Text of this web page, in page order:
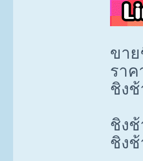
ขา
รา
ชิง
ชิง
ชิง